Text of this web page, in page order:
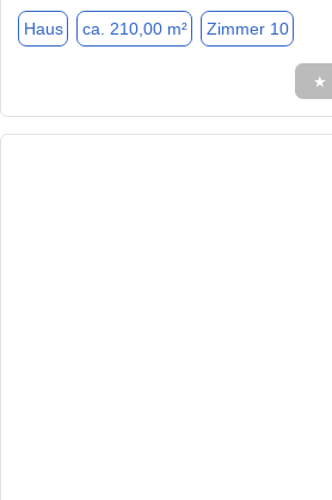
Haus ca. 210,00 m² Zimmer 10
★